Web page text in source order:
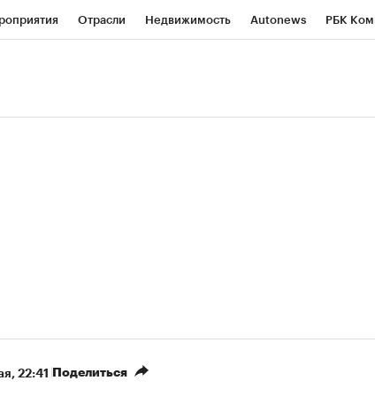
Отрасли Недвижимость Autonews РБК
22:41 Поделиться